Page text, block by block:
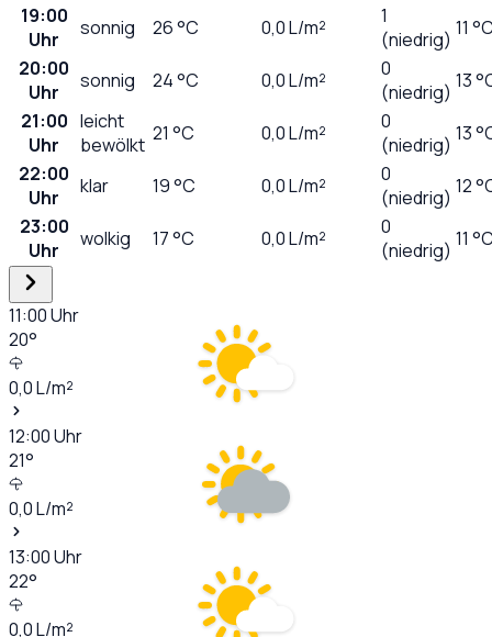
19:00
Uhr
sonnig 26°C 0,0L/m²
1
(niedrig) 11
20:00
Uhr
sonnig 24°C 0,0L/m²
0
(niedrig) 13
21:00
Uhr
leicht
bewölkt 21 °C 0,0L/m²
0
(niedrig) 13
22:00
Uhr
klar 19°C 0,0L/m²
0
(niedrig) 12
23:00
Uhr
wolkig 17°C 0,0L/m²
0
(niedrig) 11
11:00Uhr
20°
0,0L/m²
12:00Uhr
21°
0,0L/m²
13:00Uhr
22°
0,0L/m²